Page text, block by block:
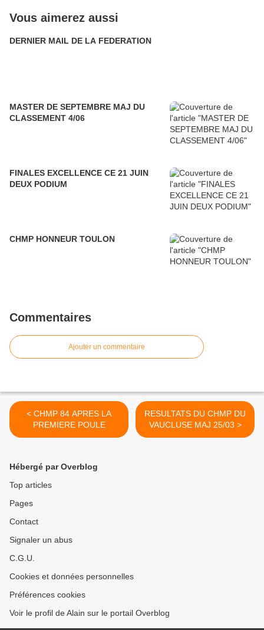
Vous aimerez aussi
DERNIER MAIL DE LA FEDERATION
MASTER DE SEPTEMBRE MAJ DU
CLASSEMENT 4/06
FINALES EXCELLENCE CE 21 JUIN
DEUX PODIUM
CHMP HONNEUR TOULON
Commentaires
Ajouter un commentaire
< CHMP 84 APRES LA
PREMIERE POULE
RESULTATS DU CHMP DU
VAUCLUSE MAJ 25/03 >
Hébergé par Overblog
Top articles
Pages
Contact
Signaler un abus
C.G.U.
Cookies et données personnelles
Préférences cookies
Voir le profil de Alain sur le portail Overblog